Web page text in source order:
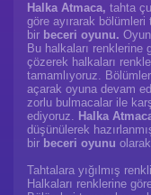
Halka Atmaca, tahta
göre ayırarak bölümleri
bir beceri oyunu.
Bu halkaları renklerine
çözerek halkaları
tamamlıyoruz.
açarak oyuna devam
zorlu bulmacalar ile
ediyoruz. Halka
düşünülerek
bir beceri oyunu
Tahtalara yığılmış
Halkaları renklerine